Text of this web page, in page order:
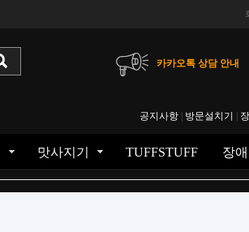
카카오톡 상담 안내
공지사항 방문설치기
맛사지기 TUFFSTUFF 장